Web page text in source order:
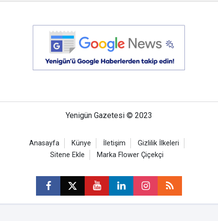
Yenigün Gazetesi © 2023
Anasayfa Künye İletişim
Gizlilik İlkeleri
Sitene Ekle
Marka Flower Çiçekçi